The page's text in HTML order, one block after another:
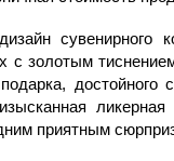
сувенирного
с золотым
приятным